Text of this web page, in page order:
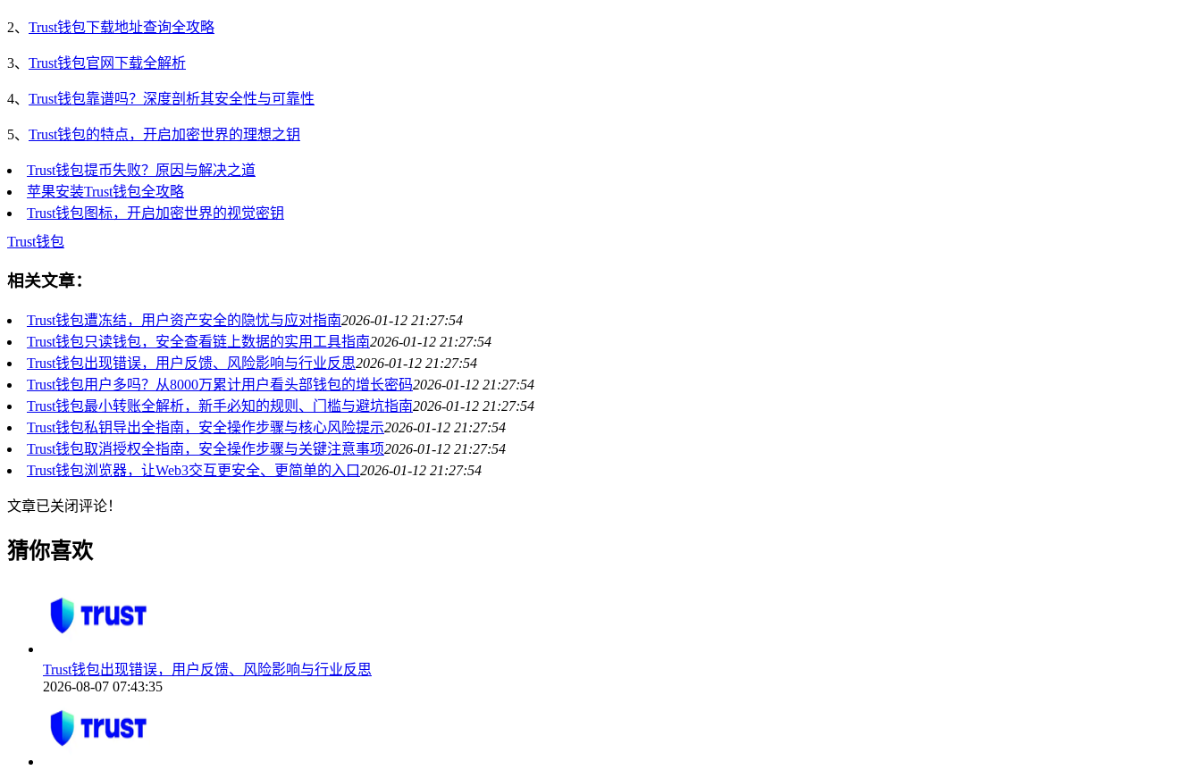
2、 Trust钱包下载地址查询全攻略
3、 Trust钱包官网下载全解析
4、 Trust钱包靠谱吗？深度剖析其安全性与可靠性
5、 Trust钱包的特点，开启加密世界的理想之钥
Trust钱包提币失败？原因与解决之道
苹果安装Trust钱包全攻略
Trust钱包图标，开启加密世界的视觉密钥
Trust钱包
相关文章：
Trust钱包遭冻结，用户资产安全的隐忧与应对指南2026-01-12 21:27:54
Trust钱包只读钱包，安全查看链上数据的实用工具指南2026-01-12 21:27:54
Trust钱包出现错误，用户反馈、风险影响与行业反思2026-01-12 21:27:54
Trust钱包用户多吗？从8000万累计用户看头部钱包的增长密码2026-01-12 21:27:54
Trust钱包最小转账全解析，新手必知的规则、门槛与避坑指南2026-01-12 21:27:54
Trust钱包私钥导出全指南，安全操作步骤与核心风险提示2026-01-12 21:27:54
Trust钱包取消授权全指南，安全操作步骤与关键注意事项2026-01-12 21:27:54
Trust钱包浏览器，让Web3交互更安全、更简单的入口2026-01-12 21:27:54
文章已关闭评论！
猜你喜欢
Trust钱包出现错误，用户反馈、风险影响与行业反思
2026-08-07 07:43:35